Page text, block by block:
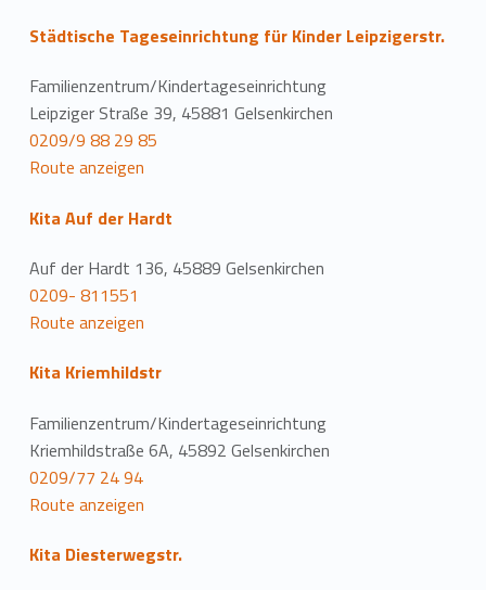
Städtische Tageseinrichtung für Kinder Leipzigerstr.
Familienzentrum/Kindertageseinrichtung
Leipziger Straße 39, 45881 Gelsenkirchen
0209/9 88 29 85
Route anzeigen
Kita Auf der Hardt
Auf der Hardt 136, 45889 Gelsenkirchen
0209- 811551
Route anzeigen
Kita Kriemhildstr
Familienzentrum/Kindertageseinrichtung
Kriemhildstraße 6A, 45892 Gelsenkirchen
0209/77 24 94
Route anzeigen
Kita Diesterwegstr.